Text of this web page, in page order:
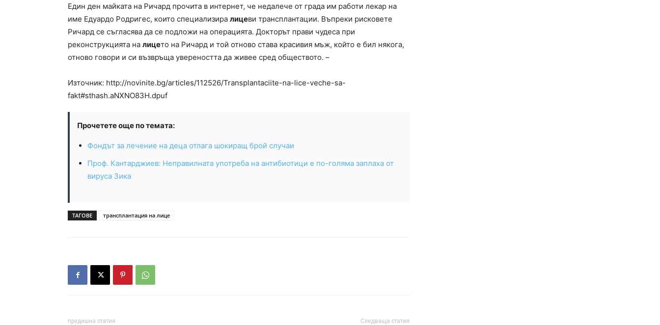
Един ден майката на Ричард прочита в интернет, че недалече от града им работи лекар на
име Едуардо Родригес, които специализира лицеви трансплантации. Въпреки рисковете
Ричард се съгласява да се подложи на операцията. Докторът прави чудеса при
реконструкцията на лицето на Ричард и той отново става красивия мъж, който е бил някога,
отново говори и си възвръща увереността да живее сред обществото. –
Източник: http://novinite.bg/articles/112526/Transplantaciite-na-lice-veche-sa-
fakt#sthash.aNXNO83H.dpuf
Прочетете още по темата:
Фондът за лечение на деца отлага шокиращ брой случаи
Проф. Кантарджиев: Неправилната употреба на антибиотици е по-голяма заплаха от
вируса Зика
ТАГОВЕ трансплантация на лице
предишна статия Следваща статия